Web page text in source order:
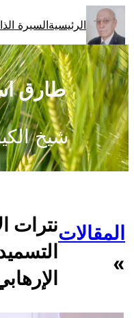
تخطى
إلى
المحتوى
الرئيسيةالسيرة
طارق
شيخ
المقالات
»
نترات